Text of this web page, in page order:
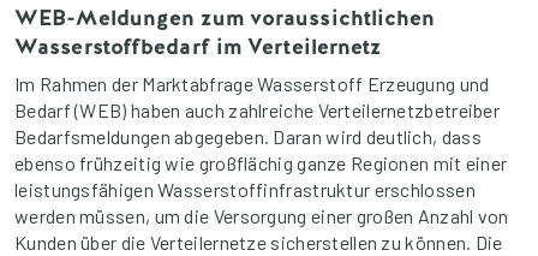
WEB-Meldungen zum voraussichtlichen
Wasserstoffbedarf im Verteilernetz
Im Rahmen der Marktabfrage Wasserstoff Erzeugung und
Bedarf (WEB) haben auch zahlreiche Verteilernetzbetreiber
Bedarfsmeldungen abgegeben. Daran wird deutlich, dass
ebenso frühzeitig wie großflächig ganze Regionen mit einer
leistungsfähigen Wasserstoffinfrastruktur erschlossen
werden müssen, um die Versorgung einer großen Anzahl von
Kunden über die Verteilernetze sicherstellen zu können. Die